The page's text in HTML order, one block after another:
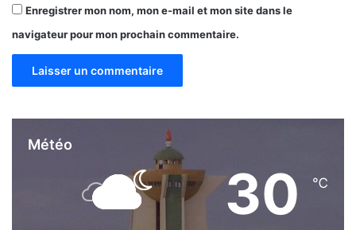
Enregistrer mon nom, mon e-mail et mon site dans le
navigateur pour mon prochain commentaire.
Météo
30 ℃